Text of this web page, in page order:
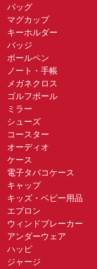
バッグ
マグカップ
キーホルダー
バッジ
ボールペン
ノート・手帳
メガネクロス
ゴルフボール
ミラー
シューズ
コースター
オーディオ
ケース
電子タバコケース
キャップ
キッズ・ベビー用品
エプロン
ウィンドブレーカー
アンダーウェア
ハッピ
ジャージ